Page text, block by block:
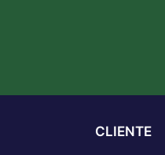
CLIENTE